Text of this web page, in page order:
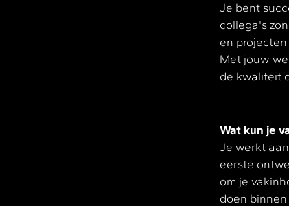
Je bent
collega's
en
Met jouw
de kwaliteit
Wat kun je
Je werkt
eerste
om je
doen